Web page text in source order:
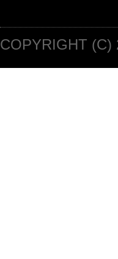
COPYRIGHT (C)